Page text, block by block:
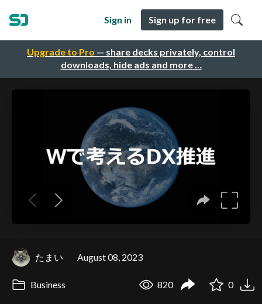
Upgrade to Pro — share decks privately, control
downloads, hide ads and more …
Sign in Sign up for free
たまい August 08, 2023
Business 820 0